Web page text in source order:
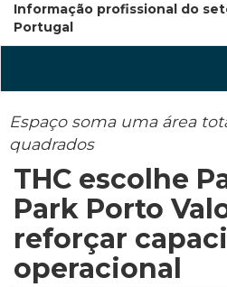
Informação profissional do
Portugal
Espaço soma uma área
quadrados
THC escolhe
Park Porto
reforçar
operacional